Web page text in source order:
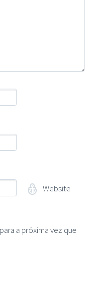
Website
a próxima vez que